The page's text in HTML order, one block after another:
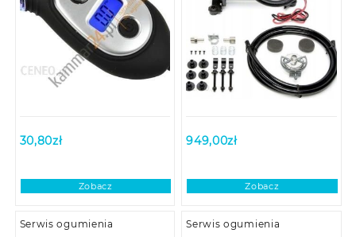
30,80zł
Zobacz
949,00zł
Zobacz
Serwis ogumienia Serwis ogumienia